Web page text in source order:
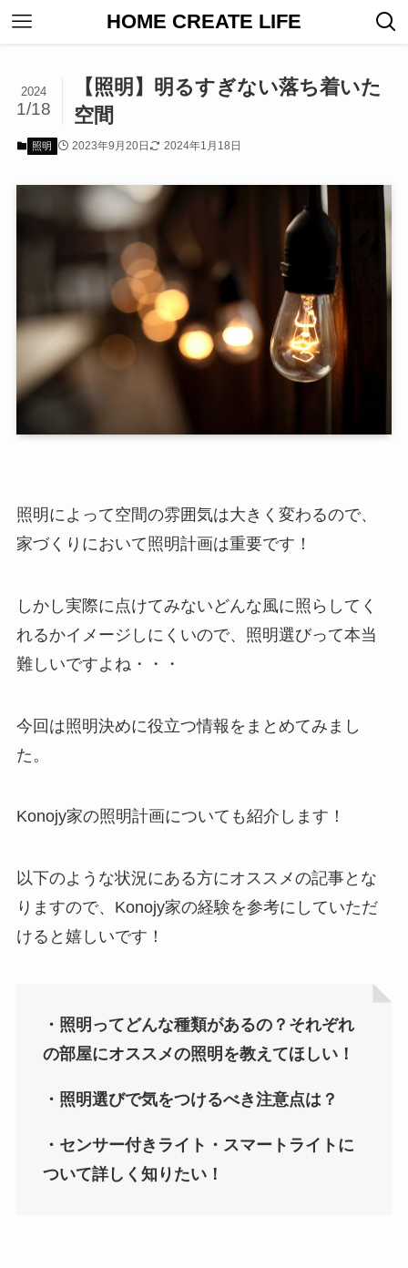
HOME CREATE LIFE
【照明】明るすぎない落ち着いた
空間
2024
1/18
照明 2023年9月20日 2024年1月18日
照明によって空間の雰囲気は大きく変わるので、
家づくりにおいて照明計画は重要です！
しかし実際に点けてみないどんな風に照らしてく
れるかイメージしにくいので、照明選びって本当
難しいですよね・・・
今回は照明決めに役立つ情報をまとめてみまし
た。
Konojy家の照明計画についても紹介します！
以下のような状況にある方にオススメの記事とな
りますので、Konojy家の経験を参考にしていただ
けると嬉しいです！
・照明ってどんな種類があるの？それぞれ
の部屋にオススメの照明を教えてほしい！
・照明選びで気をつけるべき注意点は？
・センサー付きライト・スマートライトに
ついて詳しく知りたい！